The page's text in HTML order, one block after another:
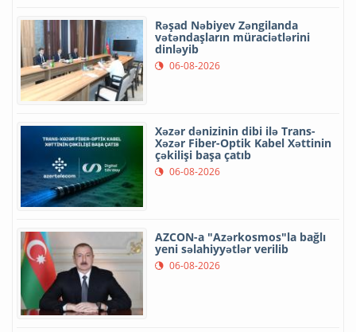
Rəşad Nəbiyev Zəngilanda
vətəndaşların müraciətlərini
dinləyib
06-08-2026
Xəzər dənizinin dibi ilə Trans-
Xəzər Fiber-Optik Kabel Xəttinin
çəkilişi başa çatıb
06-08-2026
AZCON-a "Azərkosmos"la bağlı
yeni səlahiyyətlər verilib
06-08-2026